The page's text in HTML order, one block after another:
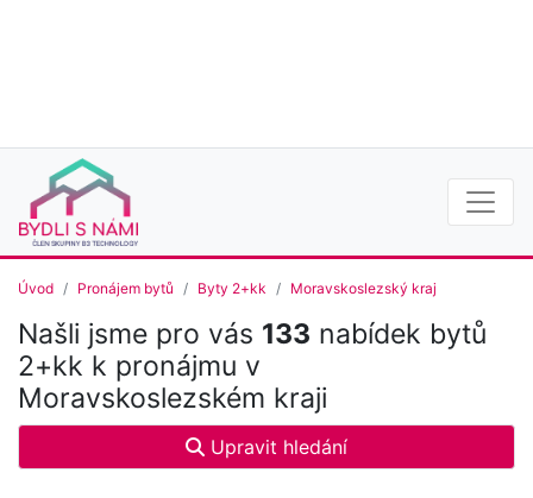
Úvod Pronájem bytů Byty 2+kk Moravskoslezský kraj
Našli jsme pro vás 133 nabídek bytů
2+kk k pronájmu v
Moravskoslezském kraji
Upravit hledání